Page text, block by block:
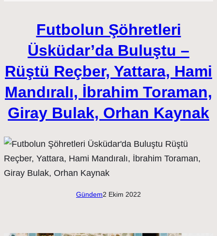
Futbolun Şöhretleri
Üsküdar’da Buluştu –
Rüştü Reçber, Yattara, Hami
Mandıralı, İbrahim Toraman,
Giray Bulak, Orhan Kaynak
Gündem2 Ekim 2022